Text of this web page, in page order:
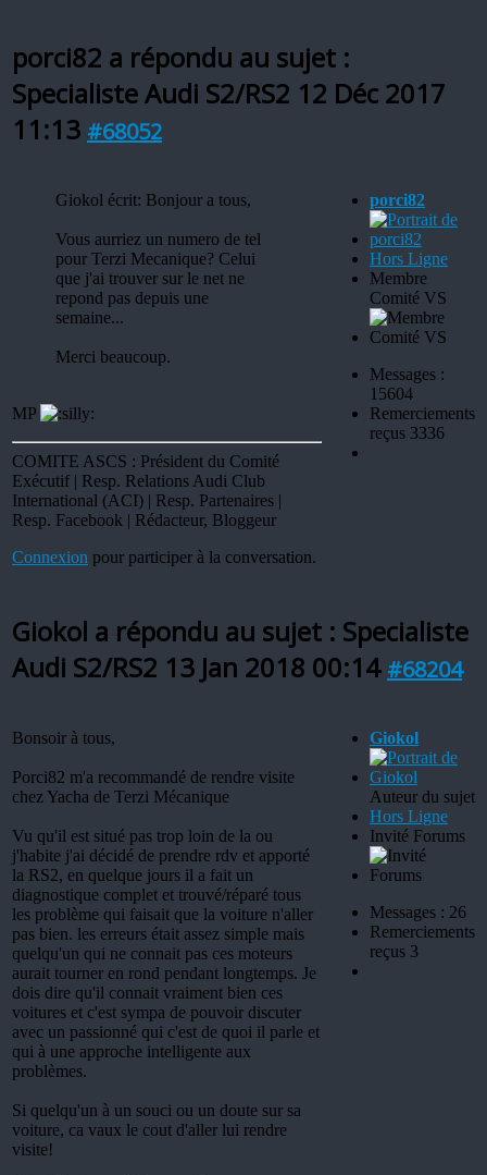
porci82 a répondu au sujet :
Specialiste Audi S2/RS2 12 Déc 2017
11:13 #68052
Giokol écrit: Bonjour a tous,
Vous aurriez un numero de tel
pour Terzi Mecanique? Celui
que j'ai trouver sur le net ne
repond pas depuis une
semaine...
Merci beaucoup.
MP
COMITE ASCS : Président du Comité
Exécutif | Resp. Relations Audi Club
International (ACI) | Resp. Partenaires |
Resp. Facebook | Rédacteur, Bloggeur
Connexion pour participer à la conversation.
porci82
Hors Ligne
Membre
Comité VS
Messages :
15604
Remerciements
reçus 3336
Giokol a répondu au sujet : Specialiste
Audi S2/RS2 13 Jan 2018 00:14 #68204
Bonsoir à tous,
Porci82 m'a recommandé de rendre visite
chez Yacha de Terzi Mécanique
Vu qu'il est situé pas trop loin de la ou
j'habite j'ai décidé de prendre rdv et apporté
la RS2, en quelque jours il a fait un
diagnostique complet et trouvé/réparé tous
les problème qui faisait que la voiture n'aller
pas bien. les erreurs était assez simple mais
quelqu'un qui ne connait pas ces moteurs
aurait tourner en rond pendant longtemps. Je
dois dire qu'il connait vraiment bien ces
voitures et c'est sympa de pouvoir discuter
avec un passionné qui c'est de quoi il parle et
qui à une approche intelligente aux
problèmes.
Si quelqu'un à un souci ou un doute sur sa
voiture, ca vaux le cout d'aller lui rendre
visite!
Giokol
Auteur du sujet
Hors Ligne
Invité Forums
Messages : 26
Remerciements
reçus 3